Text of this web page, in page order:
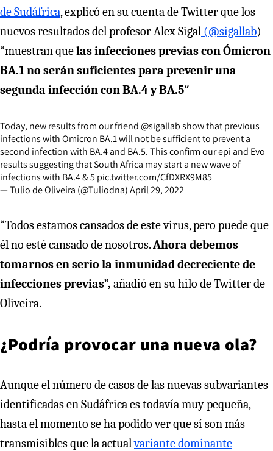
de Sudáfrica, explicó en su cuenta de Twitter que los
nuevos resultados del profesor Alex Sigal (@sigallab)
“muestran quelas infecciones previas con Ómicron
BA.1 no serán suficientes para prevenir una
segunda infección con BA.4 y BA.5″
Today, new results from our friend@sigallabshow that previous
infections with Omicron BA.1 will not be sufficient to prevent a
second infection with BA.4 and BA.5. This confirm our epi and Evo
results suggesting that South Africa may start a new wave of
infections with BA.4 & 5 pic.twitter.com/CfDXRX9M85
— Tulio de Oliveira (@Tuliodna)April 29, 2022
“Todos estamos cansados de este virus, pero puede que
él no esté cansado de nosotros.Ahora debemos
tomarnos en serio la inmunidad decreciente de
infecciones previas”, añadió en su hilo de Twitter de
Oliveira.
¿Podría provocar una nueva ola?
Aunque el número de casos de las nuevas subvariantes
identificadas en Sudáfrica es todavía muy pequeña,
hasta el momento se ha podido ver que sí son más
transmisibles que la actualvariante dominante